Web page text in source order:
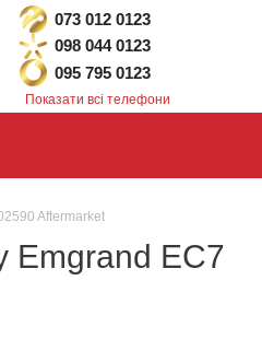
073 012 0123
098 044 0123
095 795 0123
Показати всі телефони
Aftermarket
Emgrand EC7